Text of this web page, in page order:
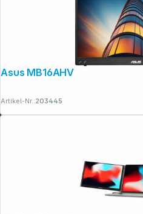
Asus MB16AHV
Artikel-Nr.:203445